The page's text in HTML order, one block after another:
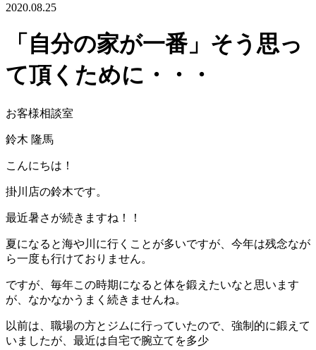
2020.08.25
「自分の家が一番」そう思っ
て頂くために・・・
お客様相談室
鈴木 隆馬
こんにちは！
掛川店の鈴木です。
最近暑さが続きますね！！
夏になると海や川に行くことが多いですが、今年は残念なが
ら一度も行けておりません。
ですが、毎年この時期になると体を鍛えたいなと思います
が、なかなかうまく続きませんね。
以前は、職場の方とジムに行っていたので、強制的に鍛えて
いましたが、最近は自宅で腕立てを多少